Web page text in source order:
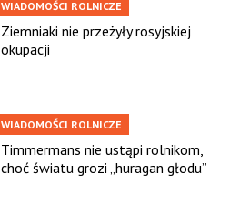
WIADOMOŚCI ROLNICZE
Ziemniaki nie przeżyły rosyjskiej
okupacji
WIADOMOŚCI ROLNICZE
Timmermans nie ustąpi rolnikom,
choć światu grozi „huragan głodu”